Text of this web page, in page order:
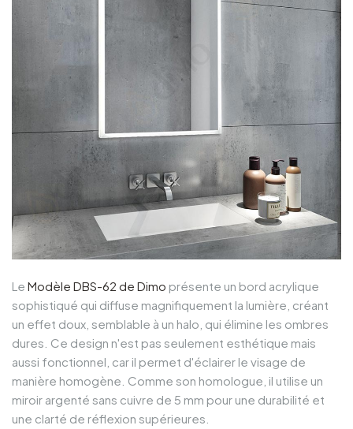
Le Modèle DBS-62 de Dimo présente un bord acrylique
sophistiqué qui diffuse magnifiquement la lumière, créant
un effet doux, semblable à un halo, qui élimine les ombres
dures. Ce design n'est pas seulement esthétique mais
aussi fonctionnel, car il permet d'éclairer le visage de
manière homogène. Comme son homologue, il utilise un
miroir argenté sans cuivre de 5 mm pour une durabilité et
une clarté de réflexion supérieures.